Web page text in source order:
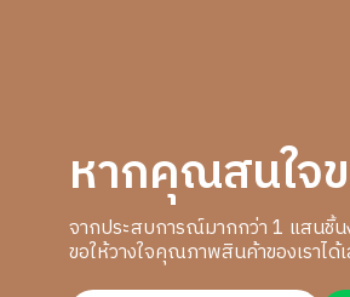
หากคุณสนใจ
จากประสบการณ์มากกว่า 1 แสนชิ้
ขอให้วางใจคุณภาพสินค้าของเราไ